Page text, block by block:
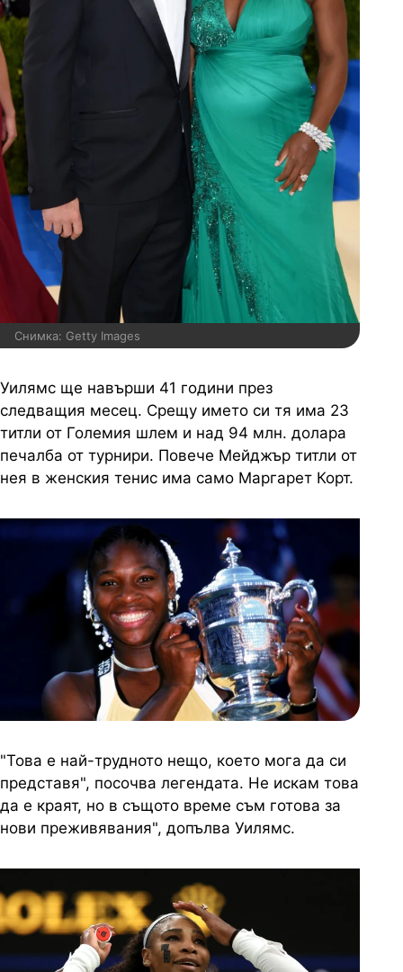
Снимка: Getty Images
Уилямс ще навърши 41 години през
следващия месец. Срещу името си тя има 23
титли от Големия шлем и над 94 млн. долара
печалба от турнири. Повече Мейджър титли от
нея в женския тенис има само Маргарет Корт.
"Това е най-трудното нещо, което мога да си
представя", посочва легендата. Не искам това
да е краят, но в същото време съм готова за
нови преживявания", допълва Уилямс.